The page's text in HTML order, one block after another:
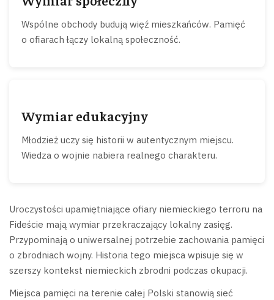
Wspólne obchody budują więź mieszkańców. Pamięć
o ofiarach łączy lokalną społeczność.
Wymiar edukacyjny
Młodzież uczy się historii w autentycznym miejscu.
Wiedza o wojnie nabiera realnego charakteru.
Uroczystości upamiętniające ofiary niemieckiego terroru na
Fideście mają wymiar przekraczający lokalny zasięg.
Przypominają o uniwersalnej potrzebie zachowania pamięci
o zbrodniach wojny. Historia tego miejsca wpisuje się w
szerszy kontekst niemieckich zbrodni podczas okupacji.
Miejsca pamięci na terenie całej Polski stanowią sieć